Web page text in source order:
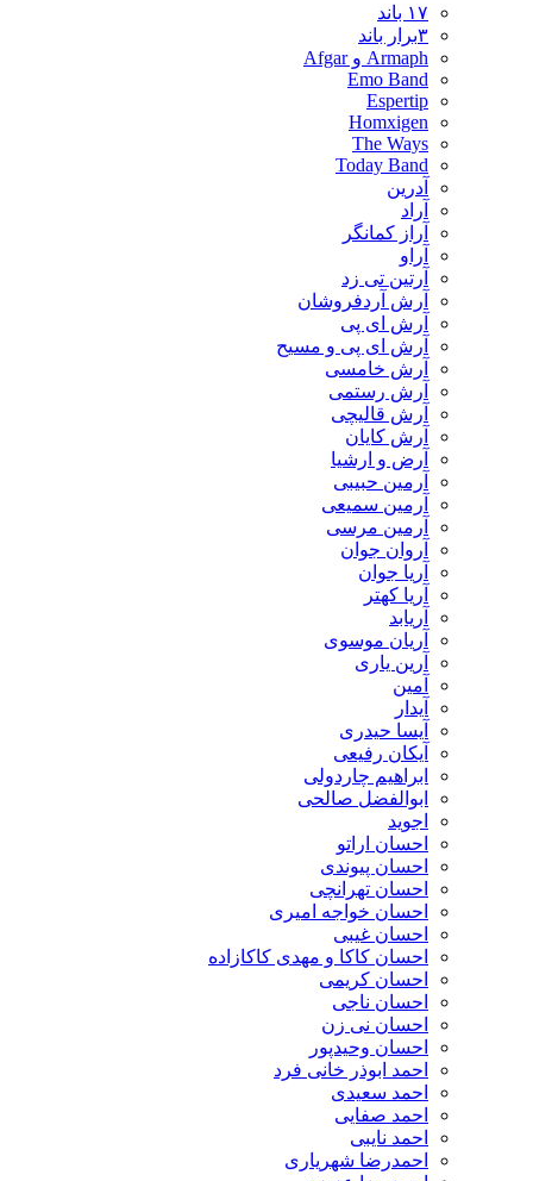
۱۷ باند
۳برار باند
Armaph و Afgar
Emo Band
Espertip
Homxigen
The Ways
Today Band
آدرین
آراد
آراز کمانگر
آراو
آرتین تی زد
آرش آردفروشان
آرش ای پی
آرش ای پی و مسیح
آرش خامسی
آرش رستمی
آرش قالیچی
آرش کایان
​آرض و ارشیا
آرمین حبیبی
آرمین سمیعی
آرمین مرسی
آروان جوان
آریا جوان
آریا کهتر
آریابد
آریان موسوی
آرین یاری
آمین
آیدار
آیسا حیدری
آیکان رفیعی
ابراهیم چاردولی
ابوالفضل صالحی
اجوید
احسان اراتو
احسان پیوندی
احسان تهرانچی
احسان خواجه امیری
احسان غیبی
احسان کاکا و مهدی کاکازاده
احسان کریمی
احسان ناجی
احسان نی زن
احسان وحیدپور
احمد ابوذر خانی فرد
احمد سعیدی
احمد صفایی
احمد نایبی
احمدرضا شهریاری